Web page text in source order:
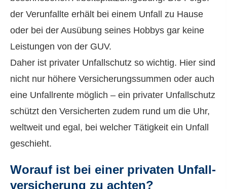
der Verunfallte erhält bei einem Unfall zu Hause
oder bei der Ausübung seines Hobbys gar keine
Leistungen von der GUV.
Daher ist privater Unfallschutz so wichtig. Hier sind
nicht nur höhere Versicherungssummen oder auch
eine Unfallrente möglich – ein privater Unfallschutz
schützt den Versicherten zudem rund um die Uhr,
weltweit und egal, bei welcher Tätigkeit ein Unfall
geschieht.
Worauf ist bei einer privaten Unfall­
ver­si­che­rung zu achten?